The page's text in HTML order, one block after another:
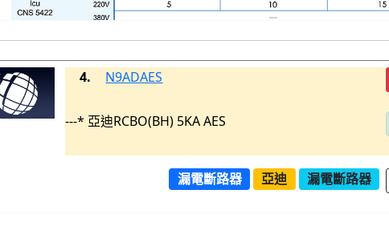
4. N9ADAES
---* 亞迪RCBO(BH) 5KA AES
漏電斷路器 亞迪 漏電斷路器